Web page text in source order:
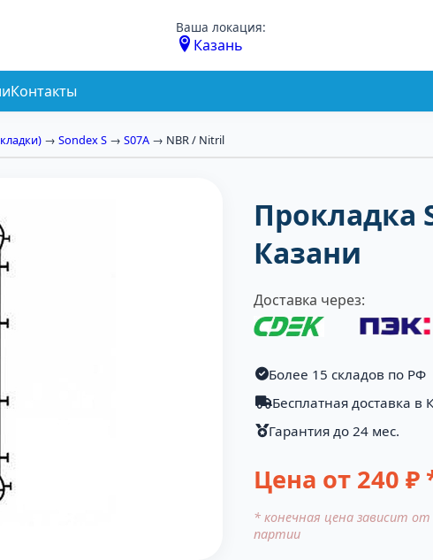
Ваша локация:
Казань
Контакты
→ Sondex S → S07A → NBR / Nitril
Прокладка
Казани
Доставка через:
Более 15 складов по РФ
Бесплатная доставка в
Гарантия до 24 мес.
Цена от 240 ₽
* конечная цена зависит
партии